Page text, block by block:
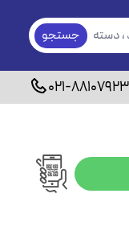
، دسته
جستجو
021-